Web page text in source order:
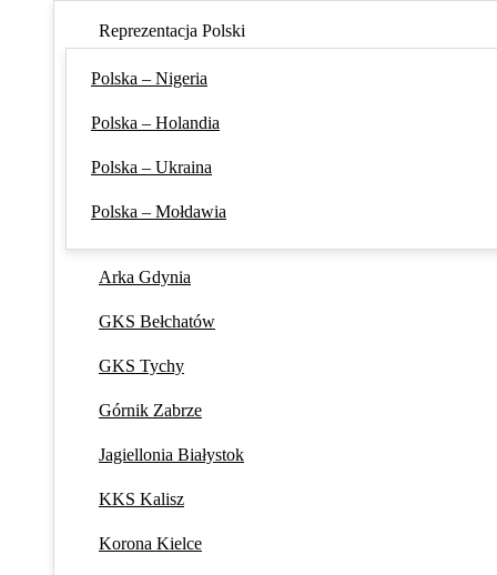
Reprezentacja Polski
Polska – Nigeria
Polska – Holandia
Polska – Ukraina
Polska – Mołdawia
Arka Gdynia
GKS Bełchatów
GKS Tychy
Górnik Zabrze
Jagiellonia Białystok
KKS Kalisz
Korona Kielce